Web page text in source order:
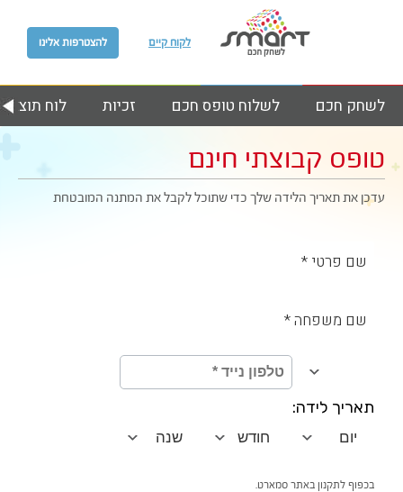
להצטרפות אלינו לקוח קיים
לוח זכיות לשלוח טופס חכם לשחק חכם
טופס קבוצתי חינם
עדכן את תאריך הלידה שלך כדי שתוכל לקבל את המתנה המובטחת
תאריך לידה:
בכפוף לתקנון באתר סמארט.